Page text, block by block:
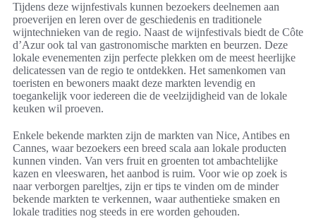
Tijdens deze wijnfestivals kunnen bezoekers deelnemen aan
proeverijen en leren over de geschiedenis en traditionele
wijntechnieken van de regio. Naast de wijnfestivals biedt de Côte
d’Azur ook tal van gastronomische markten en beurzen. Deze
lokale evenementen zijn perfecte plekken om de meest heerlijke
delicatessen van de regio te ontdekken. Het samenkomen van
toeristen en bewoners maakt deze markten levendig en
toegankelijk voor iedereen die de veelzijdigheid van de lokale
keuken wil proeven.
Enkele bekende markten zijn de markten van Nice, Antibes en
Cannes, waar bezoekers een breed scala aan lokale producten
kunnen vinden. Van vers fruit en groenten tot ambachtelijke
kazen en vleeswaren, het aanbod is ruim. Voor wie op zoek is
naar verborgen pareltjes, zijn er tips te vinden om de minder
bekende markten te verkennen, waar authentieke smaken en
lokale tradities nog steeds in ere worden gehouden.